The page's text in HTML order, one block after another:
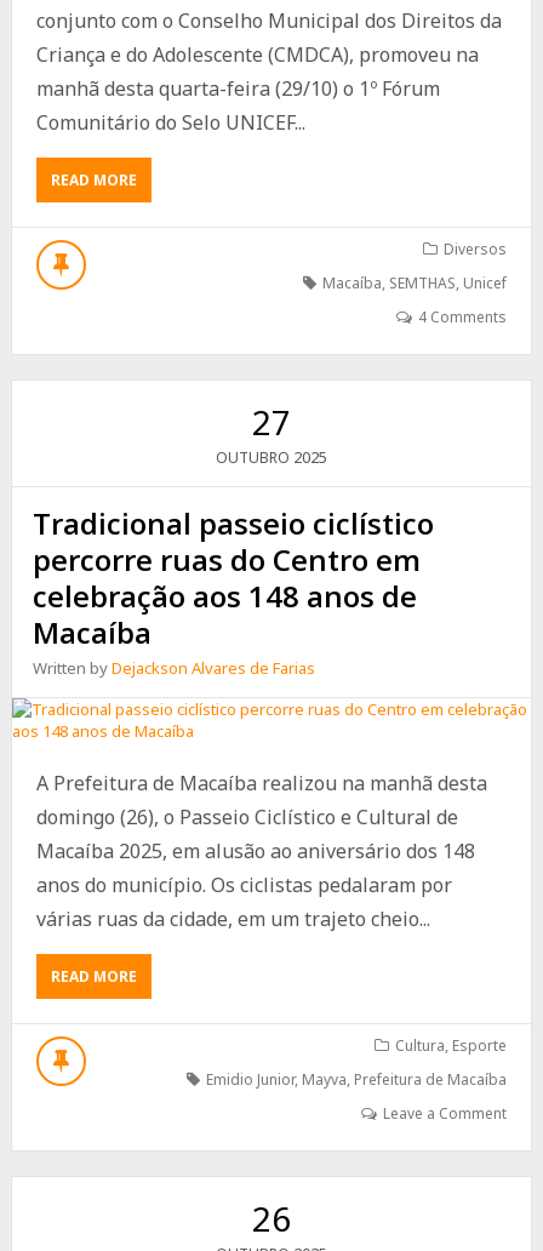
conjunto com o Conselho Municipal dos Direitos da
Criança e do Adolescente (CMDCA), promoveu na
manhã desta quarta-feira (29/10) o 1º Fórum
Comunitário do Selo UNICEF...
READ MOREABOUT
1º
FÓRUM
E
Diversos
Macaíba, SEMTHAS, Unicef
4 Comments
27
OUTUBRO 2025
Tradicional passeio ciclístico
percorre ruas do Centro em
celebração aos 148 anos de
Macaíba
Written byDejackson Alvares de Farias
A Prefeitura de Macaíba realizou na manhã desta
domingo (26), o Passeio Ciclístico e Cultural de
Macaíba 2025, em alusão ao aniversário dos 148
anos do município. Os ciclistas pedalaram por
várias ruas da cidade, em um trajeto cheio...
READ MOREABOUT
TRADICIONAL
PASSEIO
PERCORRE
CELEBRAÇÃO
Cultura, Esporte
Emidio Junior, Mayva, Prefeitura de Macaíba
Leave a Comment
26